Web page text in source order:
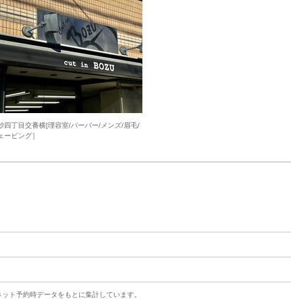
四丁目交番横[理容室/バーバー/メンズ/眉毛/
ービング］
ト予約時データをもとに集計しています。